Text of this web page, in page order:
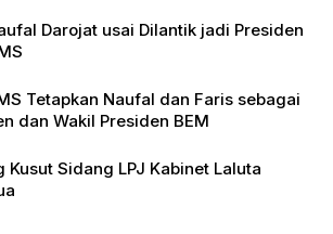
Darojat usai Dilantik jadi Presiden
Tetapkan Naufal dan Faris sebagai
dan Wakil Presiden BEM
Kusut Sidang LPJ Kabinet Laluta